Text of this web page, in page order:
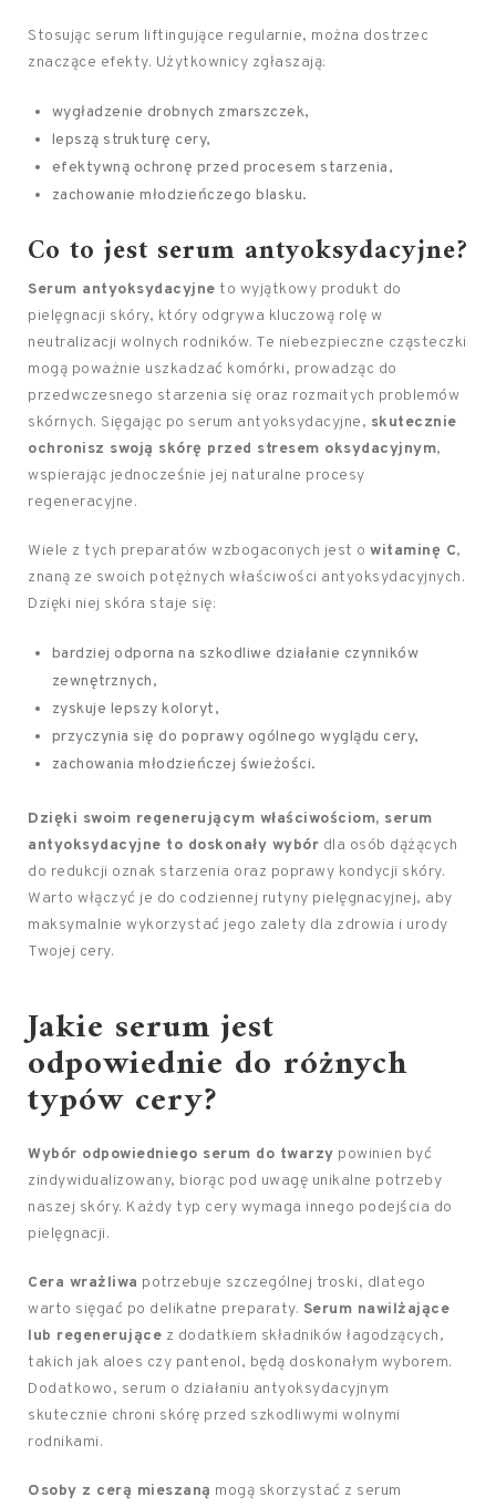
Stosując serum liftingujące regularnie, można dostrzec
znaczące efekty. Użytkownicy zgłaszają:
wygładzenie drobnych zmarszczek,
lepszą strukturę cery,
efektywną ochronę przed procesem starzenia,
zachowanie młodzieńczego blasku.
Co to jest serum antyoksydacyjne?
Serum antyoksydacyjne to wyjątkowy produkt do
pielęgnacji skóry, który odgrywa kluczową rolę w
neutralizacji wolnych rodników. Te niebezpieczne cząsteczki
mogą poważnie uszkadzać komórki, prowadząc do
przedwczesnego starzenia się oraz rozmaitych problemów
skórnych. Sięgając po serum antyoksydacyjne, skutecznie
ochronisz swoją skórę przed stresem oksydacyjnym,
wspierając jednocześnie jej naturalne procesy
regeneracyjne.
Wiele z tych preparatów wzbogaconych jest o witaminę C,
znaną ze swoich potężnych właściwości antyoksydacyjnych.
Dzięki niej skóra staje się:
bardziej odporna na szkodliwe działanie czynników
zewnętrznych,
zyskuje lepszy koloryt,
przyczynia się do poprawy ogólnego wyglądu cery,
zachowania młodzieńczej świeżości.
Dzięki swoim regenerującym właściwościom, serum
antyoksydacyjne to doskonały wybór dla osób dążących
do redukcji oznak starzenia oraz poprawy kondycji skóry.
Warto włączyć je do codziennej rutyny pielęgnacyjnej, aby
maksymalnie wykorzystać jego zalety dla zdrowia i urody
Twojej cery.
Jakie serum jest
odpowiednie do różnych
typów cery?
Wybór odpowiedniego serum do twarzy powinien być
zindywidualizowany, biorąc pod uwagę unikalne potrzeby
naszej skóry. Każdy typ cery wymaga innego podejścia do
pielęgnacji.
Cera wrażliwa potrzebuje szczególnej troski, dlatego
warto sięgać po delikatne preparaty. Serum nawilżające
lub regenerujące z dodatkiem składników łagodzących,
takich jak aloes czy pantenol, będą doskonałym wyborem.
Dodatkowo, serum o działaniu antyoksydacyjnym
skutecznie chroni skórę przed szkodliwymi wolnymi
rodnikami.
Osoby z cerą mieszaną mogą skorzystać z serum